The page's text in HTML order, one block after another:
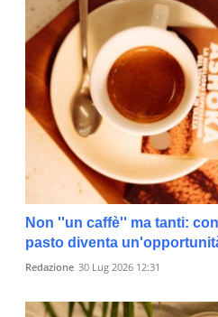
Non ''un caffè'' ma tanti:
pasto diventa
Redazione 30 Lug 2026 12:31